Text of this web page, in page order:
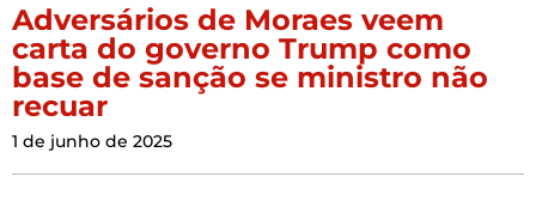
Adversários de Moraes veem
carta do governo Trump como
base de sanção se ministro não
recuar
1 de junho de 2025